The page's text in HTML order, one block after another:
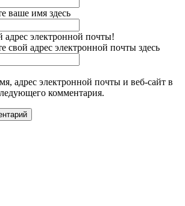
ваше имя здесь
электронной почты!
свой адрес электронной почты здесь
адрес электронной почты и веб-сайт в
комментария.